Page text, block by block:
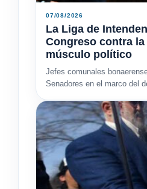
07/08/2026
La Liga de
Congreso contra
músculo político
Jefes comunales
Senadores en el marco del